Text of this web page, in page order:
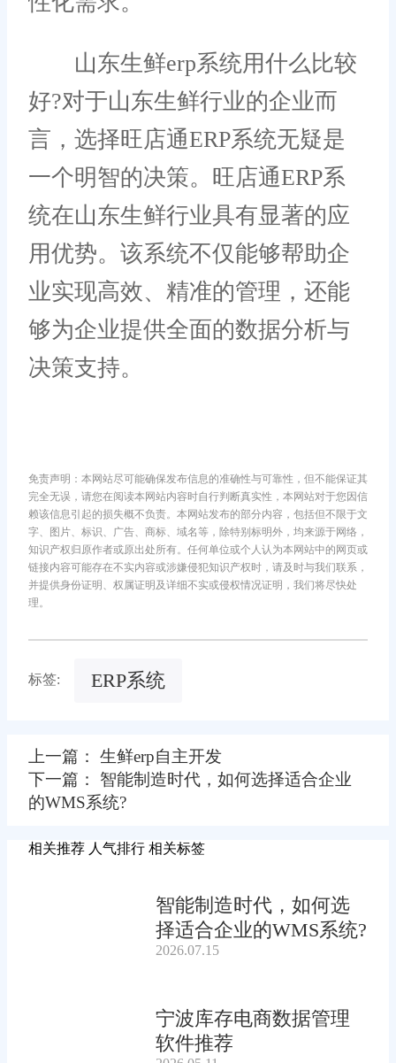
山东生鲜erp系统用什么比较
好?对于山东生鲜行业的企业而
言，选择旺店通ERP系统无疑是
一个明智的决策。旺店通ERP系
统在山东生鲜行业具有显著的应
用优势。该系统不仅能够帮助企
业实现高效、精准的管理，还能
够为企业提供全面的数据分析与
决策支持。
免责声明：本网站尽可能确保发布信息的准确性与可靠性，但不能保证其
完全无误，请您在阅读本网站内容时自行判断真实性，本网站对于您因信
赖该信息引起的损失概不负责。本网站发布的部分内容，包括但不限于文
字、图片、标识、广告、商标、域名等，除特别标明外，均来源于网络，
知识产权归原作者或原出处所有。任何单位或个人认为本网站中的网页或
链接内容可能存在不实内容或涉嫌侵犯知识产权时，请及时与我们联系，
并提供身份证明、权属证明及详细不实或侵权情况证明，我们将尽快处
理。
标签: ERP系统
上一篇： 生鲜erp自主开发
下一篇： 智能制造时代，如何选择适合企业
的WMS系统?
相关推荐 人气排行 相关标签
智能制造时代，如何选
择适合企业的WMS系统?
2026.07.15
宁波库存电商数据管理
软件推荐